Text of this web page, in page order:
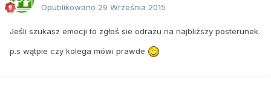
Opublikowano 29 Września 2015
Jeśli szukasz emocji to zgłoś sie odrazu na najbliższy posterunek.
p.s wątpie czy kolega mówi prawde